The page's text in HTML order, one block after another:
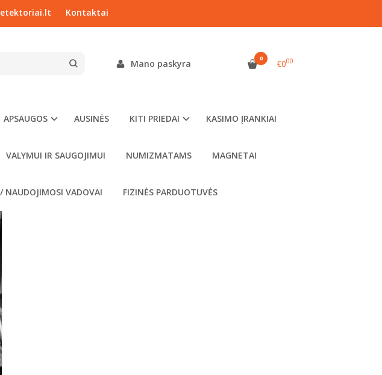
Kontaktai
Mano paskyra 0 €000
APSAUGOS AUSINĖS KITI PRIEDAI KASIMO ĮRANKIAI
VALYMUI IR SAUGOJIMUI NUMIZMATAMS MAGNETAI
NAUDOJIMOSI VADOVAI FIZINĖS PARDUOTUVĖS